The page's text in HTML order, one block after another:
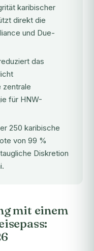
karibischer
direkt die
und Due-
das
zentrale
für HNW-
250 karibische
von 99 %
Diskretion
mit einem